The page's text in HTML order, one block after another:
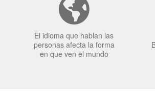
El idioma que hablan las
personas afecta la forma
en que ven el mundo